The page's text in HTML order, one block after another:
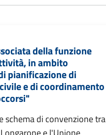
della funzione
in ambito
pianificazione di
e di coordinamento
schema di convenzione tra